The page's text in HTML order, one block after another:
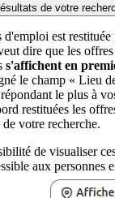
de votre
est restituée
dire que les
s'affichent en
le champ « Lieu
le plus à
restituées les
votre recherche.
de visualiser
aux personnes